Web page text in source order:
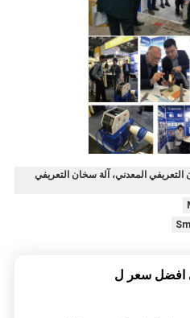
التعريفي المعدني، آلة سخان التعريفي
افضل سعر ل